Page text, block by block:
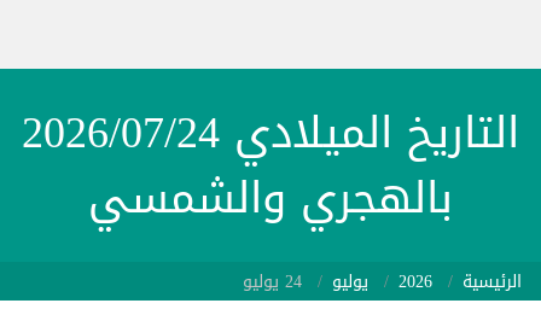
التاريخ الميلادي 2026/07/24
بالهجري والشمسي
الرئيسية 2026 يوليو 24 يوليو